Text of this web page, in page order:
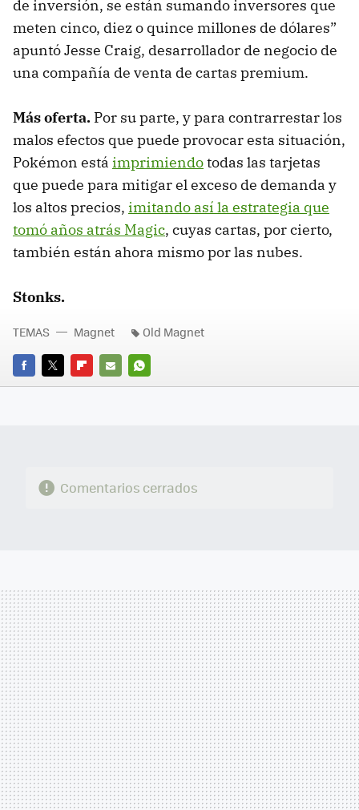
de inversión, se están sumando inversores que
meten cinco, diez o quince millones de dólares”
apuntó Jesse Craig, desarrollador de negocio de
una compañía de venta de cartas premium.
Más oferta. Por su parte, y para contrarrestar los
malos efectos que puede provocar esta situación,
Pokémon está imprimiendotodas las tarjetas
que puede para mitigar el exceso de demanda y
los altos precios, imitando así la estrategia que
tomó años atrás Magic, cuyas cartas, por cierto,
también están ahora mismo por las nubes.
Stonks.
FACEBOOK
TWITTERFLIPBOARD
E-
WHATSAPP
TEMAS Magnet Old Magnet
Comentarios cerrados